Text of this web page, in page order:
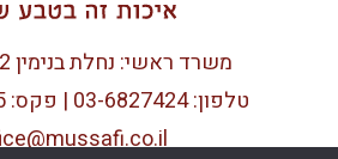
משרד ראשי: נחלת בנימין 82, תל אביב
טלפון: 03-6827424 | פקס: 03-6832065